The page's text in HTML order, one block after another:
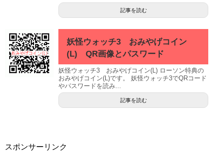
記事を読む
妖怪ウォッチ3 おみやげコイン
(L) QR画像とパスワード
妖怪ウォッチ3 おみやげコイン(L) ローソン特典の
おみやげコイン(L)です。 妖怪ウォッチ3でQRコード
やパスワードを読み...
記事を読む
スポンサーリンク